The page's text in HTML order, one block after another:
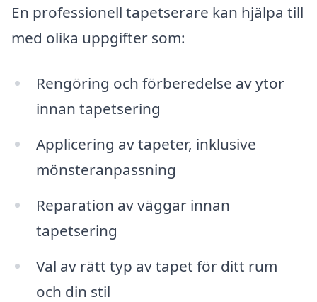
En professionell tapetserare kan hjälpa till
med olika uppgifter som:
Rengöring och förberedelse av ytor
innan tapetsering
Applicering av tapeter, inklusive
mönsteranpassning
Reparation av väggar innan
tapetsering
Val av rätt typ av tapet för ditt rum
och din stil